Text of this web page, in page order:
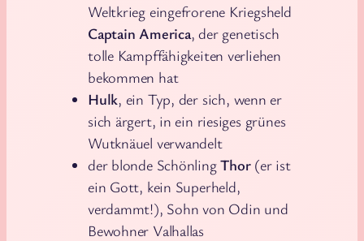
Weltkrieg eingefrorene Kriegsheld
Captain America, der genetisch
tolle Kampffähigkeiten verliehen
bekommen hat
Hulk, ein Typ, der sich, wenn er
sich ärgert, in ein riesiges grünes
Wutknäuel verwandelt
der blonde SchönlingThor(er ist
ein Gott, kein Superheld,
verdammt!), Sohn von Odin und
Bewohner Valhallas